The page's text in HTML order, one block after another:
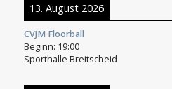
13. August 2026
CVJM Floorball
Beginn: 19:00
Sporthalle Breitscheid